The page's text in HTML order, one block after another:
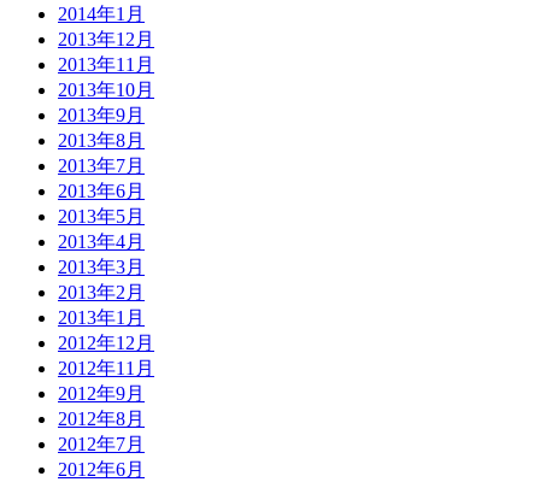
2014年1月
2013年12月
2013年11月
2013年10月
2013年9月
2013年8月
2013年7月
2013年6月
2013年5月
2013年4月
2013年3月
2013年2月
2013年1月
2012年12月
2012年11月
2012年9月
2012年8月
2012年7月
2012年6月